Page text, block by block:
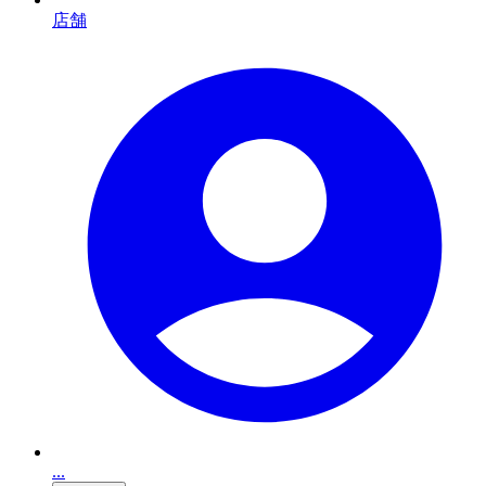
店舗
...